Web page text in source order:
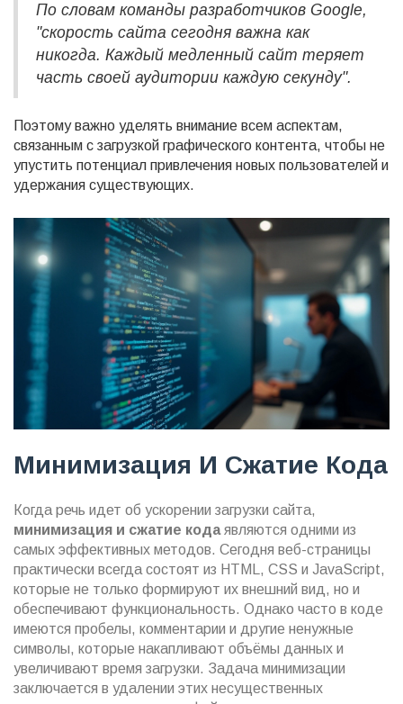
По словам команды разработчиков Google,
"скорость сайта сегодня важна как
никогда. Каждый медленный сайт теряет
часть своей аудитории каждую секунду".
Поэтому важно уделять внимание всем аспектам,
связанным с загрузкой графического контента, чтобы не
упустить потенциал привлечения новых пользователей и
удержания существующих.
Минимизация И Сжатие Кода
Когда речь идет об ускорении загрузки сайта,
минимизация и сжатие кодаявляются одними из
самых эффективных методов. Сегодня веб-страницы
практически всегда состоят из HTML, CSS и JavaScript,
которые не только формируют их внешний вид, но и
обеспечивают функциональность. Однако часто в коде
имеются пробелы, комментарии и другие ненужные
символы, которые накапливают объёмы данных и
увеличивают время загрузки. Задача минимизации
заключается в удалении этих несущественных